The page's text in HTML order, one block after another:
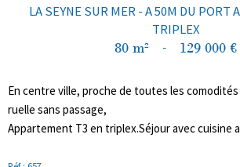
LA SEYNE SUR MER - A 50M DU PORT
TRIPLEX
80 m² - 129 000 €
En centre ville, proche de toutes les
ruelle sans passage,
Appartement T3 en triplex.Séjour avec cuisine